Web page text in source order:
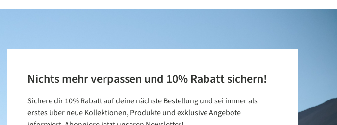
Nichts mehr verpassen und 10% Rabatt sichern!
Sichere dir 10% Rabatt auf deine nächste Bestellung und sei immer als
erstes über neue Kollektionen, Produkte und exklusive Angebote